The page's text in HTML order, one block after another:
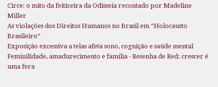
Circe: o mito da feiticeira da Odisseia recontado por Madeline
Miller
As violações dos Direitos Humanos no Brasil em “Holocausto
Brasileiro”
Exposição excessiva a telas afeta sono, cognição e saúde mental
Feminilidade, amadurecimento e família - Resenha de Red: crescer é
uma fera